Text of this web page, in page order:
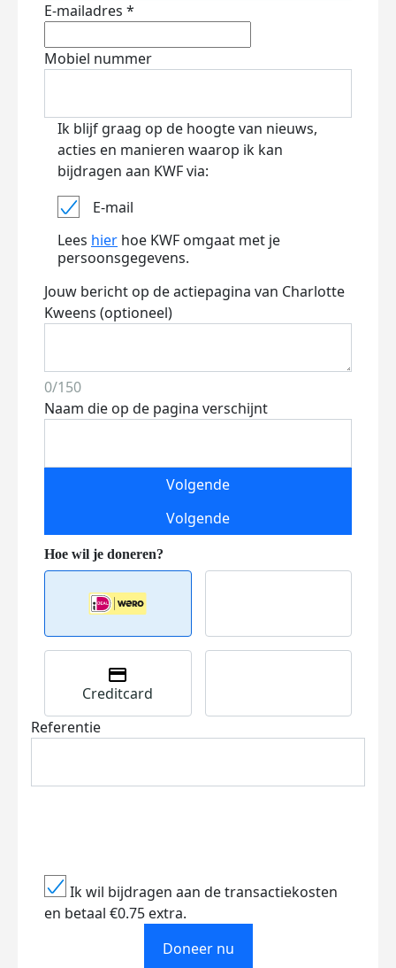
E-mailadres *
Mobiel nummer
Ik blijf graag op de hoogte van nieuws,
acties en manieren waarop ik kan
bijdragen aan KWF via:
E-mail
Lees hier hoe KWF omgaat met je
persoonsgegevens.
Jouw bericht op de actiepagina van Charlotte
Kweens (optioneel)
0/150
Naam die op de pagina verschijnt
Volgende
Volgende
Creditcard
Referentie
Ik wil bijdragen aan de transactiekosten
en betaal €0.75 extra.
Doneer nu